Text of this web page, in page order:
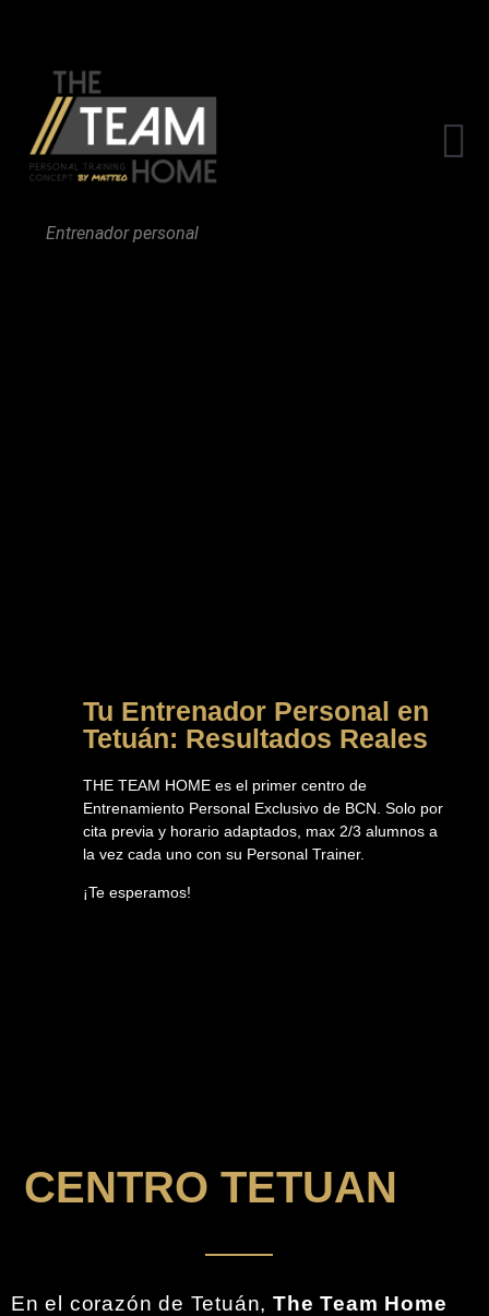
Entrenador personal
Tu Entrenador Personal en
Tetuán: Resultados Reales
THE TEAM HOME es el primer centro de
Entrenamiento Personal Exclusivo de BCN. Solo por
cita previa y horario adaptados, max 2/3 alumnos a
la vez cada uno con su Personal Trainer.
¡Te esperamos!
CENTRO TETUAN
En el corazón de Tetuán, The Team Home